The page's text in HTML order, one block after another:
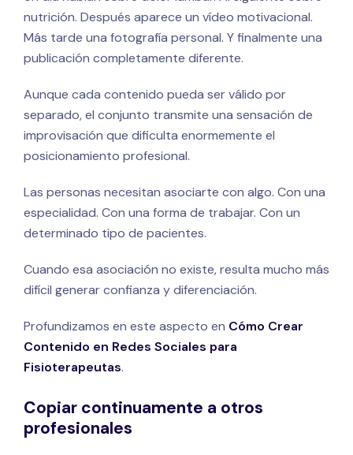
nutrición. Después aparece un vídeo motivacional.
Más tarde una fotografía personal. Y finalmente una
publicación completamente diferente.
Aunque cada contenido pueda ser válido por
separado, el conjunto transmite una sensación de
improvisación que dificulta enormemente el
posicionamiento profesional.
Las personas necesitan asociarte con algo. Con una
especialidad. Con una forma de trabajar. Con un
determinado tipo de pacientes.
Cuando esa asociación no existe, resulta mucho más
difícil generar confianza y diferenciación.
Profundizamos en este aspecto en Cómo Crear
Contenido en Redes Sociales para
Fisioterapeutas.
Copiar continuamente a otros
profesionales